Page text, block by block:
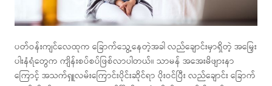
ပတ်ဝန်းကျင်လေထုက ခြောက်သွေ့နေတဲ့အခါ လည်ချောင်းမှာရှိတဲ့ အမြှေး
ပါးနံရံတွေက ကျိန်းစပ်စပ်ဖြစ်လာပါတယ်။ သာမန် အအေးမိဖျားနာ
ကြောင့် အသက်ရှူလမ်းကြောင်းပိုင်းဆိုင်ရာ ပိုးဝင်ပြီး လည်ချောင်း ခြောက်